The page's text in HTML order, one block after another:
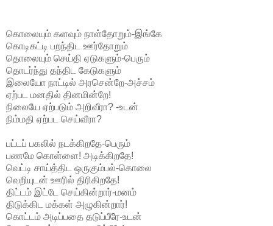
கொலையும் களவும் நாள்தோறும்-இங்கே
கொடிகட்டி பறந்திட ஊர்தோறும்
தொலையும் செய்தி ஏடுகளும்-பெரும்
தொடர்ந்து தந்திட கேடுகளும்
இலையோ நாட்டில் அரசென்றே-அச்சம்
ஏற்பட மனதில் தினமின்றே!
நிலையே ஏற்படும் அறிவீரா? -உடன்
நிம்மதி ஏற்பட செய்வீரா?
பட்டப் பகலில் நடக்கிறதே-பெரும்
பணமே கொள்ளை! அடிக்கிறதே!
வெட்டி சாய்த்திட ஒருகும்பல்-கொலை
வெறியுடன் ஊரில் திரிகிறதே!
திட்டம் இட்டே செய்கின்றார்-மனம்
திடுக்கிட மக்கள் அழுகின்றார்!
கொட்டம் அடிப்பதை தடுப்பீரே-உடன்